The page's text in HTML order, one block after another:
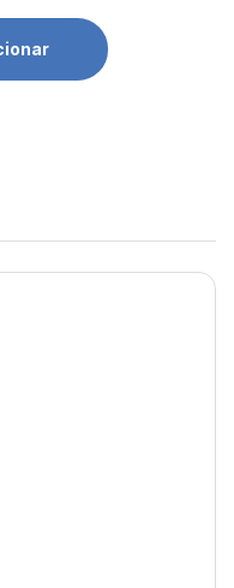
Camelion quantidade